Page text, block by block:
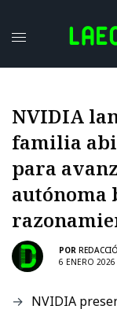
NVIDIA
familia
para
autónoma
POR
6 ENERO 2026
NVIDIA